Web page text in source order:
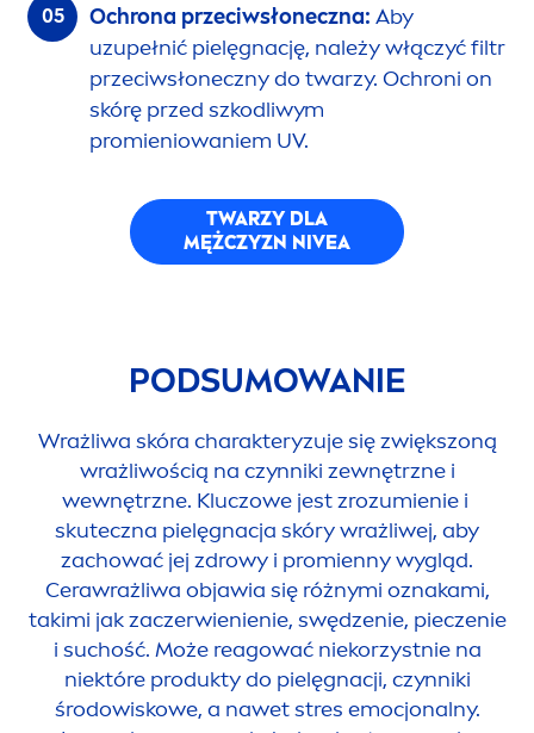
Ochrona przeciwsłoneczna: Aby
uzupełnić pielęgnację, należy włączyć filtr
przeciwsłoneczny do twarzy. Ochroni on
skórę przed szkodliwym
promieniowaniem UV.
TWARZY DLA
MĘŻCZYZN NIVEA
PODSUMOWANIE
Wrażliwa skóra charakteryzuje się zwiększoną
wrażliwością na czynniki zewnętrzne i
wewnętrzne. Kluczowe jest zrozumienie i
skuteczna pielęgnacja skóry wrażliwej, aby
zachować jej zdrowy i promienny wygląd.
Cerawrażliwa objawia się różnymi oznakami,
takimi jak zaczerwienienie, swędzenie, pieczenie
i suchość. Może reagować niekorzystnie na
niektóre produkty do pielęgnacji, czynniki
środowiskowe, a nawet stres emocjonalny.